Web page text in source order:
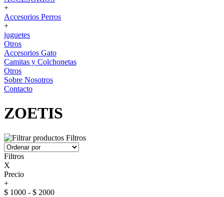
+
Accesorios Perros
+
juguetes
Otros
Accesorios Gato
Camitas y Colchonetas
Otros
Sobre Nosotros
Contacto
ZOETIS
Filtros
Filtros
X
Precio
+
$ 1000 - $ 2000